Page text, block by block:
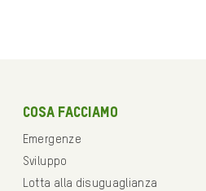
Cosa facciamo
Emergenze
Sviluppo
Lotta alla disuguaglianza